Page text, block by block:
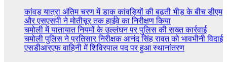
कांवड़ यात्रा अंतिम चरण में डाक कांवड़ियों की बढ़ती भीड़ के बीच डीएम
और एसएसपी ने मोतीचूर तक हाईवे का निरीक्षण किया
चमोली में यातायात नियमों के उल्लंघन पर पुलिस की सख्त कार्रवाई
चमोली पुलिस ने प्रतिसार निरीक्षक आनंद सिंह रावत को भावभीनी विदाई
एसडीआरएफ वाहिनी में शिविरपाल पद पर हुआ स्थानांतरण